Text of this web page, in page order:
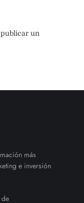
un
más
e inversión